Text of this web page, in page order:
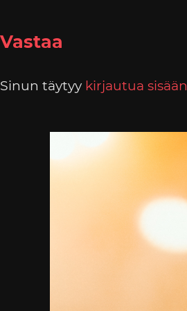
Vastaa
Sinun täytyy kirjautua sisään